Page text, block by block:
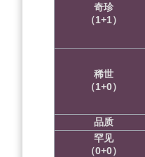
奇珍
（1+1）
稀世
（1+0）
品质
罕见
（0+0）